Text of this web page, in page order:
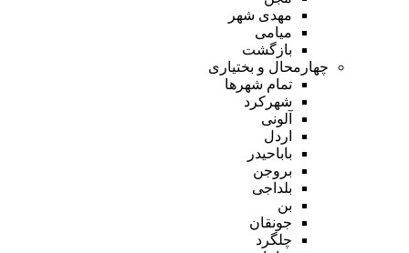
مهدی شهر
میامی
بازگشت
چهارمحال و بختیاری
تمام شهر‌ها
شهرکرد
آلونی
اردل
باباحیدر
بروجن
بلداجی
بن
جونقان
چلگرد